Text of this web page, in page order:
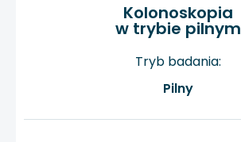
Kolonoskopia
w trybie pilnym
Tryb badania:
Pilny